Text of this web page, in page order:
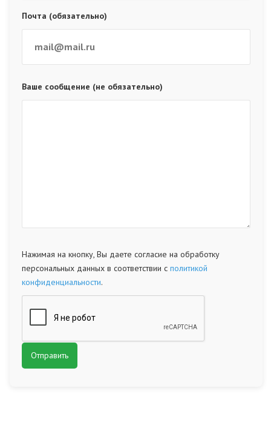
Почта (обязательно)
Ваше сообщение (не обязательно)
Нажимая на кнопку, Вы даете согласие на обработку
персональных данных в соответствии с политикой
конфиденциальности.